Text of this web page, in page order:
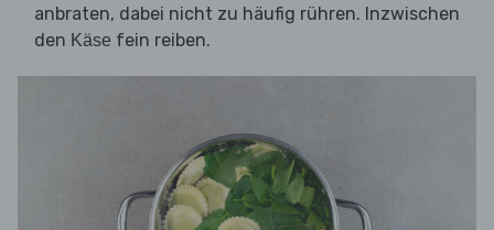
anbraten, dabei nicht zu häufig rühren. Inzwischen
den Käse fein reiben.